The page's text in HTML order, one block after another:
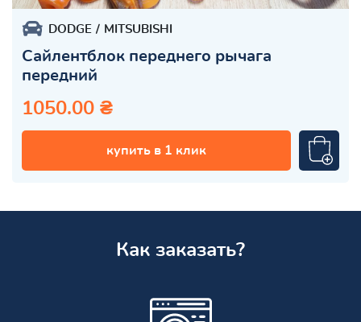
DODGE MITSUBISHI
Сайлентблок переднего рычага
передний
1050.00 ₴
купить в 1 клик
Как заказать?